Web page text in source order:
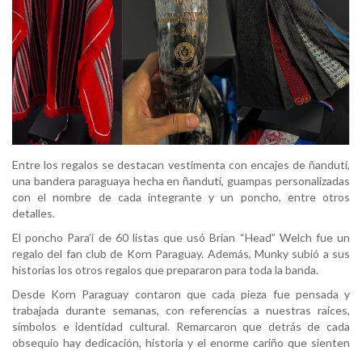
Entre los regalos se destacan vestimenta con encajes de ñandutí,
una bandera paraguaya hecha en ñandutí, guampas personalizadas
con el nombre de cada integrante y un poncho, entre otros
detalles.
El poncho Para’i de 60 listas que usó Brian “Head” Welch fue un
regalo del fan club de Korn Paraguay. Además, Munky subió a sus
historias los otros regalos que prepararon para toda la banda.
Desde Korn Paraguay contaron que cada pieza fue pensada y
trabajada durante semanas, con referencias a nuestras raíces,
símbolos e identidad cultural. Remarcaron que detrás de cada
obsequio hay dedicación, historia y el enorme cariño que sienten